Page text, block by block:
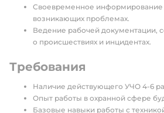
Своевременное информирование
возникающих проблемах.
Ведение рабочей документации,
о происшествиях и инцидентах.
Требования
Наличие действующего УЧО 4-6
Опыт работы в охранной сфере
Базовые навыки работы с